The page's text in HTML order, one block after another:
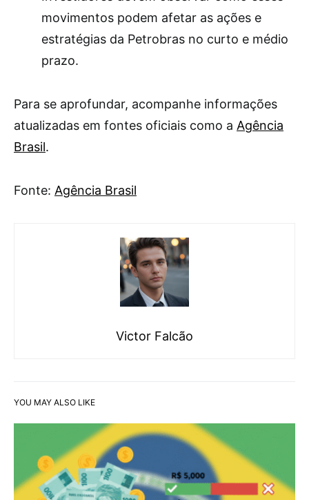
movimentos podem afetar as ações e
estratégias da Petrobras no curto e médio
prazo.
Para se aprofundar, acompanhe informações
atualizadas em fontes oficiais como a Agência
Brasil.
Fonte: Agência Brasil
Victor Falcão
YOU MAY ALSO LIKE